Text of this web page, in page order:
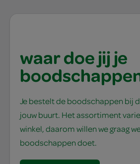
waar doe jij je
Je bestelt de boodschappen bij
jouw buurt. Het assortiment
winkel, daarom willen we graag
boodschappen doet.